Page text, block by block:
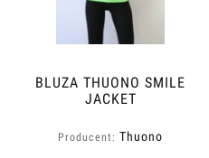
BLUZA THUONO SMILE
JACKET
Producent: Thuono